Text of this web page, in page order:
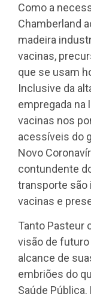
Como a
Chamberland
madeira
vacinas,
que se usam
Inclusive da
empregada na
vacinas nos
acessíveis do
Novo
contundente
transporte são
vacinas e
Tanto Pasteur
visão de
alcance de
embriões do
Saúde